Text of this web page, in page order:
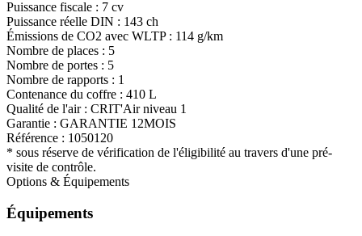
Puissance fiscale : 7 cv
Puissance réelle DIN : 143 ch
Émissions de CO2 avec WLTP : 114 g/km
Nombre de places : 5
Nombre de portes : 5
Nombre de rapports : 1
Contenance du coffre : 410 L
Qualité de l'air : CRIT'Air niveau 1
Garantie : GARANTIE 12MOIS
Référence : 1050120
* sous réserve de vérification de l'éligibilité au travers d'une pré-
visite de contrôle.
Options & Équipements
Équipements